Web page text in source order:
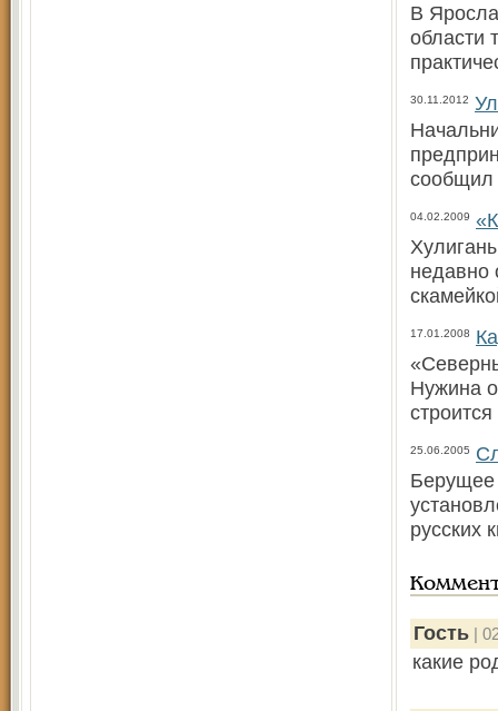
В
области
30.11.2012
сообщил
04.02.2009
недавно
17.01.2008
Нужина
25.06.2005
Берущее
русских
Гость |
какие